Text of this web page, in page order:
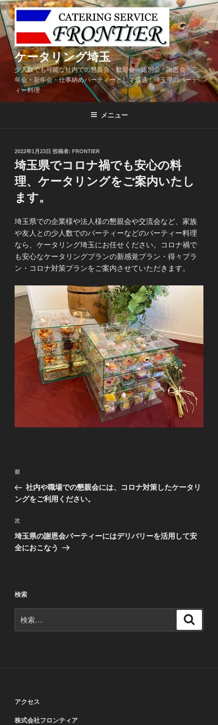
コ
ン
テ
ン
へ
ケータリング埼玉
少人数でも可能な社内での懇親会・歓迎会・送別会・謝恩会・忘
年会・新年会・仕事納めパーティーとして最適！埼玉県のパーテ
ィー料理
メニュー
投
稿
日:
2022年1月23日 投稿者: FRONTIER
埼玉県でコロナ禍でも安心の料
理、ケータリングをご案内いたし
ます。
埼玉県での企業様や法人様の懇親会や交流会など、家族
や友人との少人数でのパーティーなどのパーティー料理
なら、ケータリング埼玉にお任せください。コロナ禍で
も安心なケータリングプランの新感覚プラン・得々プラ
ン・コロナ対策プランをご案内させていただきます。
投
ナ
ゲ
ー
シ
前
の
投
前
社内や職場での懇親会には、コロナ対策したケータリ
ングをご利用ください。
次
の
投
次
埼玉県の謝恩会パーティーにはデリバリーを活用して安
全におこなう
検索
索:
アクセス
株式会社フロンティア